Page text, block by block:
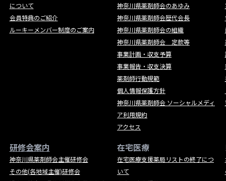
について
会員特典のご紹介
ルーキーメンバー制度のご案内
神奈川県薬剤師会のあゆみ
神奈川県薬剤師会歴代会長
神奈川県薬剤師会の組織
神奈川県薬剤師会 定款等
事業計画・収支予算
事業報告・収支決算
薬剤師行動規範
個人情報保護方針
神奈川県薬剤師会 ソーシャルメディ
ア利用規約
アクセス
研修会案内
神奈川県薬剤師会主催研修会
その他(各地域主催)研修会
在宅医療
在宅医療支援薬局リストの終了につ
いて